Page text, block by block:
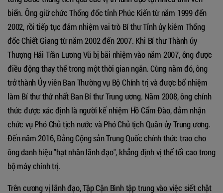
biển. Ông giữ chức Thống đốc tỉnh Phúc Kiến từ năm 1999 đến
2002, rồi tiếp tục đảm nhiệm vai trò Bí thư Tỉnh ủy kiêm Thống
đốc Chiết Giang từ năm 2002 đến 2007. Khi Bí thư Thành ủy
Thượng Hải Trần Lương Vũ bị bãi nhiệm vào năm 2007, ông được
điều động thay thế trong một thời gian ngắn. Cùng năm đó, ông
trở thành Ủy viên Ban Thường vụ Bộ Chính trị và được bổ nhiệm
làm Bí thư thứ nhất Ban Bí thư Trung ương. Năm 2008, ông chính
thức được xác định là người kế nhiệm Hồ Cẩm Đào, đảm nhận
chức vụ Phó Chủ tịch nước và Phó Chủ tịch Quân ủy Trung ương.
Đến năm 2016, Đảng Cộng sản Trung Quốc chính thức trao cho
ông danh hiệu "hạt nhân lãnh đạo", khẳng định vị thế tối cao trong
bộ máy chính trị.
Trên cương vị lãnh đạo, Tập Cận Bình tập trung vào việc siết chặt